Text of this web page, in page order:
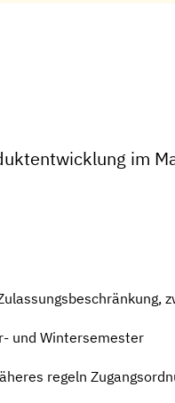
im
und Wintersemester
regeln